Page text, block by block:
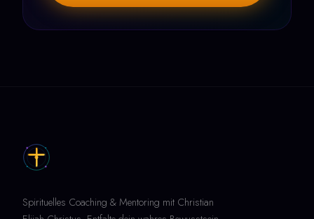
Spirituelles Coaching & Mentoring mit Christian